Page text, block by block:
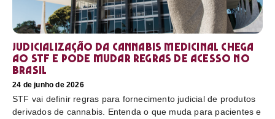
Judicialização da cannabis medicinal chega
ao STF e pode mudar regras de acesso no
Brasil
24 de junho de 2026
STF vai definir regras para fornecimento judicial de produtos
derivados de cannabis. Entenda o que muda para pacientes e